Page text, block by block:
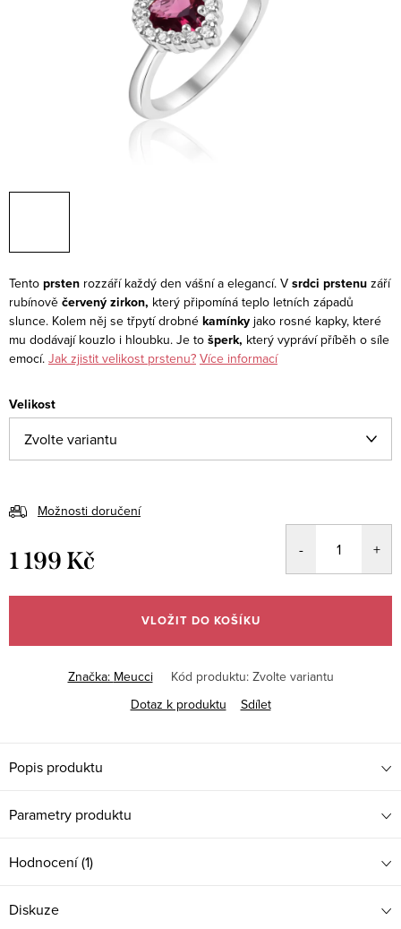
Tento prsten rozzáří každý den vášní a elegancí. V srdci prstenu září
rubínově červený zirkon, který připomíná teplo letních západů
slunce. Kolem něj se třpytí drobné kamínky jako rosné kapky, které
mu dodávají kouzlo i hloubku. Je to šperk, který vypráví příběh o síle
emocí. Jak zjistit velikost prstenu? Více informací
Velikost
Možnosti doručení
1 199 Kč
cena:
VLOŽIT DO KOŠÍKU
Značka: Meucci Kód produktu: Zvolte variantu
Dotaz k produktu
Sdílet
Popis produktu
Parametry produktu
Hodnocení (1)
Diskuze